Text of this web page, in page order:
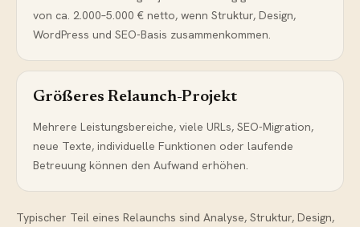
von ca. 2.000–5.000 € netto, wenn Struktur, Design,
WordPress und SEO-Basis zusammenkommen.
Größeres Relaunch-Projekt
Mehrere Leistungsbereiche, viele URLs, SEO-Migration,
neue Texte, individuelle Funktionen oder laufende
Betreuung können den Aufwand erhöhen.
Typischer Teil eines Relaunchs sind Analyse, Struktur, Design,